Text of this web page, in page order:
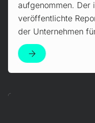
aufgenommen. Der
veröffentlichte
der Unternehmen